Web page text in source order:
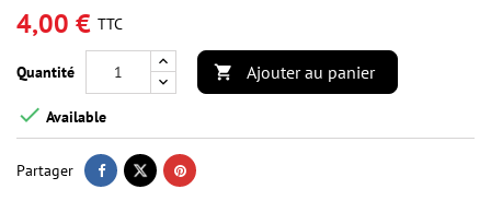
4,00 € TTC
Quantité  Ajouter au panier
 Available
Partager